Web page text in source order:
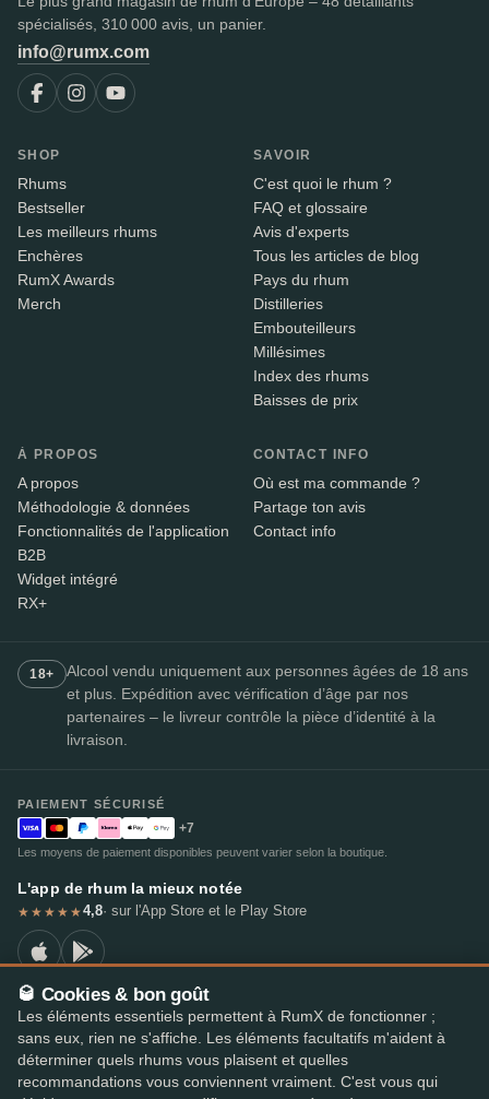
spécialisés, 310 000 avis, un panier.
info@rumx.com
SHOP
Rhums
Bestseller
Les meilleurs rhums
Enchères
RumX Awards
Merch
SAVOIR
C'est quoi le rhum ?
FAQ et glossaire
Avis d'experts
Tous les articles de blog
Pays du rhum
Distilleries
Embouteilleurs
Millésimes
Index des rhums
Baisses de prix
À PROPOS
A propos
Méthodologie & données
Fonctionnalités de l'application
B2B
Widget intégré
RX+
CONTACT INFO
Où est ma commande ?
Partage ton avis
Contact info
18+
Alcool vendu uniquement aux personnes âgées de 18 ans
et plus. Expédition avec vérification d’âge par nos
partenaires – le livreur contrôle la pièce d’identité à la
livraison.
PAIEMENT SÉCURISÉ
+7
Les moyens de paiement disponibles peuvent varier selon la boutique.
L'app de rhum la mieux notée
★★★★★4,8· sur l'App Store et le Play Store
RumX® est une marque de l'Union européenne enregistrée (EUTM n° 018407164).
Mentions légales Politique de confidentialité
Préférences en matière de cookiesConditions générales
🥃 Cookies & bon goût
Les éléments essentiels permettent à RumX de fonctionner ;
sans eux, rien ne s'affiche. Les éléments facultatifs m'aident à
déterminer quels rhums vous plaisent et quelles
recommandations vous conviennent vraiment. C'est vous qui